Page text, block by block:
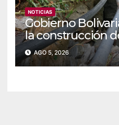
NOTICIAS
‎Gobierno
la construcción
Las Lajas en
AGO 5, 2026